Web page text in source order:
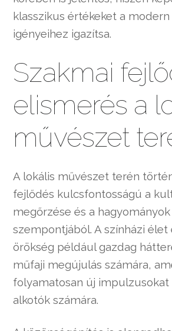
klasszikus értékeket a modern
igényeihez igazítsa.
Szakmai
elismerés a
művészet
A lokális művészet terén
fejlődés kulcsfontosságú a
megőrzése és a
szempontjából. A színházi élet
örökség például gazdag
műfaji megújulás számára,
folyamatosan új impulzusokat
alkotók számára.